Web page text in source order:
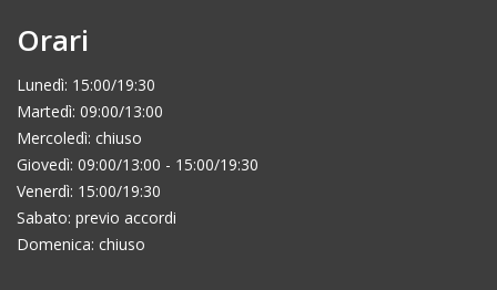
Orari
Lunedì: 15:00/19:30
Martedì: 09:00/13:00
Mercoledì: chiuso
Giovedì: 09:00/13:00 - 15:00/19:30
Venerdì: 15:00/19:30
Sabato: previo accordi
Domenica: chiuso